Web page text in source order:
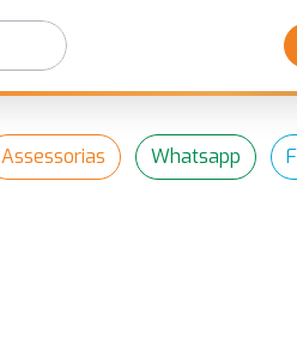
Assessorias Whatsapp